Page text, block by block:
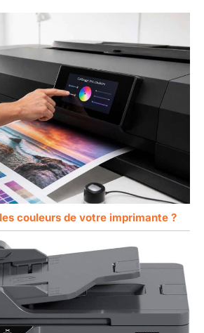
couleurs de votre imprimante ?